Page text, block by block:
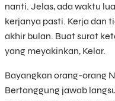
nanti. Jelas, ada waktu
kerjanya pasti. Kerja dan
akhir bulan. Buat surat
yang meyakinkan, Kelar.
Bayangkan orang-orang
Bertanggung jawab